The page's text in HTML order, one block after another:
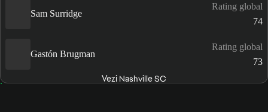
Sam Surridge
Rating global
74
Gastón Brugman
Rating global
73
Vezi Nashville SC